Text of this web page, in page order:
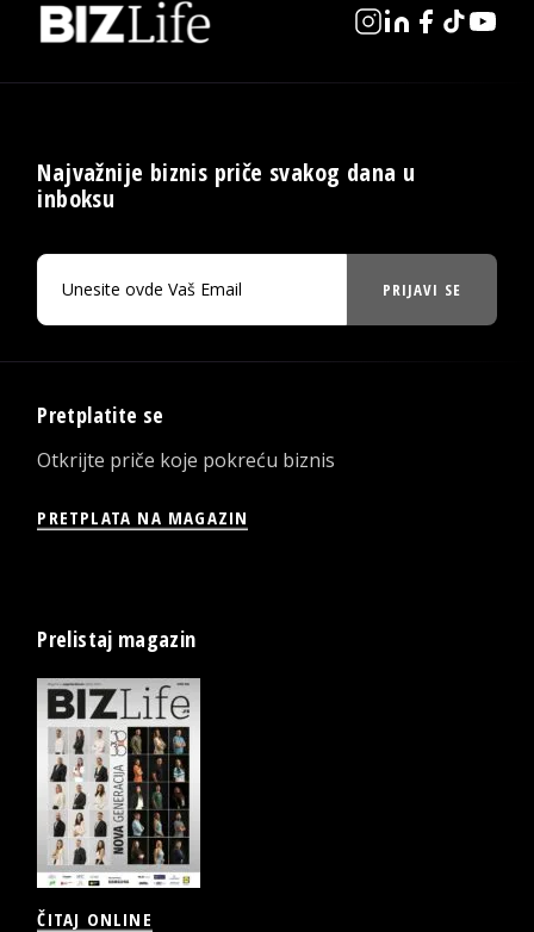
Najvažnije biznis priče svakog dana u
inboksu
PRIJAVI SE
Pretplatite se
Otkrijte priče koje pokreću biznis
PRETPLATA NA MAGAZIN
Prelistaj magazin
ČITAJ ONLINE